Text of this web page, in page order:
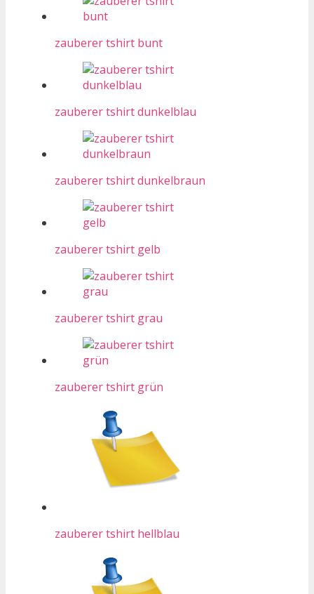
zauberer tshirt bunt
zauberer tshirt dunkelblau
zauberer tshirt dunkelbraun
zauberer tshirt gelb
zauberer tshirt grau
zauberer tshirt grün
zauberer tshirt hellblau